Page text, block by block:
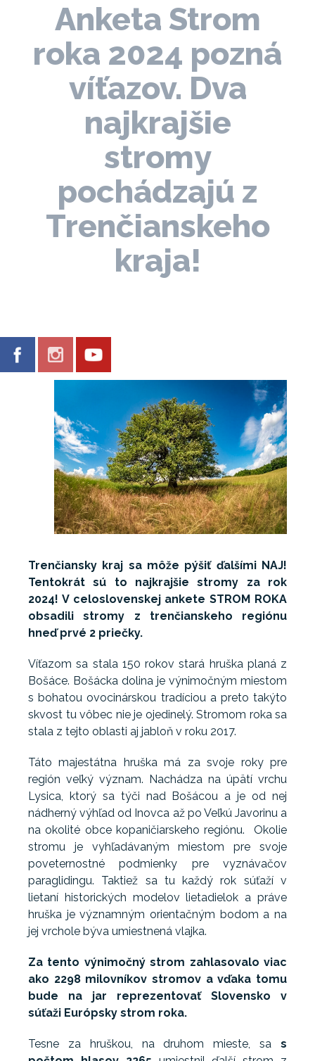
Anketa Strom
roka 2024 pozná
víťazov. Dva
najkrajšie
stromy
pochádzajú z
Trenčianskeho
kraja!
Trenčiansky kraj sa môže pýšiť ďalšími NAJ!
Tentokrát sú to najkrajšie stromy za rok
2024! V celoslovenskej ankete STROM ROKA
obsadili stromy z trenčianskeho regiónu
hneď prvé 2 priečky.
Víťazom sa stala 150 rokov stará hruška planá z
Bošáce. Bošácka dolina je výnimočným miestom
s bohatou ovocinárskou tradíciou a preto takýto
skvost tu vôbec nie je ojedinelý. Stromom roka sa
stala z tejto oblasti aj jabloň v roku 2017.
Táto majestátna hruška má za svoje roky pre
región veľký význam. Nachádza na úpätí vrchu
Lysica, ktorý sa týči nad Bošácou a je od nej
nádherný výhľad od Inovca až po Veľkú Javorinu a
na okolité obce kopaničiarskeho regiónu. Okolie
stromu je vyhľadávaným miestom pre svoje
poveternostné podmienky pre vyznávačov
paraglidingu. Taktiež sa tu každý rok súťaží v
lietaní historických modelov lietadielok a práve
hruška je významným orientačným bodom a na
jej vrchole býva umiestnená vlajka.
Za tento výnimočný strom zahlasovalo viac
ako 2298 milovníkov stromov a vďaka tomu
bude na jar reprezentovať Slovensko v
súťaži Európsky strom roka.
Tesne za hruškou, na druhom mieste, sa s